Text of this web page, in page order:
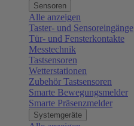
Sensoren
Alle anzeigen
Taster- und Sensoreingänge
Tür- und Fensterkontakte
Messtechnik
Tastsensoren
Wetterstationen
Zubehör Tastsensoren
Smarte Bewegungsmelder
Smarte Präsenzmelder
Systemgeräte